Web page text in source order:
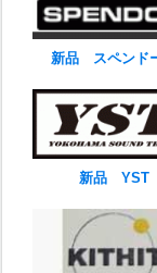
新品 スペンド
新品 YST